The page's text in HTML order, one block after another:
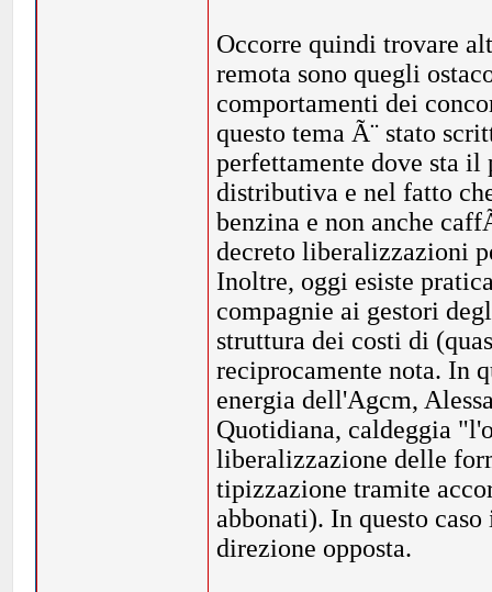
Occorre quindi trovare
remota sono quegli
comportamenti dei
questo tema Ã¨ stato
perfettamente dove sta
distributiva e nel fatto
benzina e non anche
decreto liberalizzazioni
Inoltre, oggi esiste
compagnie ai gestori
struttura dei costi di
reciprocamente nota. In
energia dell'Agcm,
Quotidiana, caldeggia
liberalizzazione delle
tipizzazione tramite
abbonati). In questo
direzione opposta.